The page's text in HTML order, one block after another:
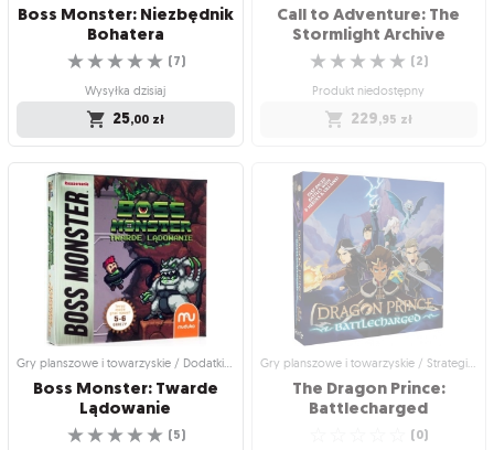
Boss Monster: Niezbędnik
Bohatera
☆
☆
☆
☆
☆ (7)
Wysyłka dzisiaj
25,00 zł
Gry planszowe i towarzyskie / Dodatki
do gier
Boss Monster:
Niezbędnik Bohatera
Dodatek do Boss Monster
☆
☆
☆
☆
☆ (7)
Wysyłka dzisiaj
25,00 zł
Call to Adventure: The
Stormlight Archive
☆
☆
☆
☆
☆ (2)
Produkt niedostępny
229,95 zł
Strategiczne gry planszowe
Call to Adventure: The
Stormlight Archive
Ruszaj na spotkanie z przygodą!
☆
☆
☆
☆
☆ (2)
Produkt niedostępny
229,95 zł
Gry planszowe i towarzyskie / Dodatki do gier
Boss Monster: Twarde
Lądowanie
☆
☆
☆
☆
☆ (5)
Gry planszowe i towarzyskie / Strategiczne gry planszowe
The Dragon Prince:
Battlecharged
(0)